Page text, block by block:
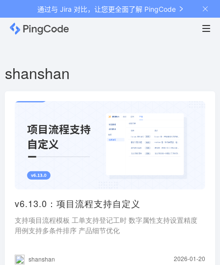
通过与 Jira 对比，让您更全面了解 PingCode
shanshan
v6.13.0：项目流程支持自定义
支持项目流程模板 工单支持登记工时 数字属性支持设置精度
用例支持多条件排序 产品细节优化
shanshan 2026-01-20